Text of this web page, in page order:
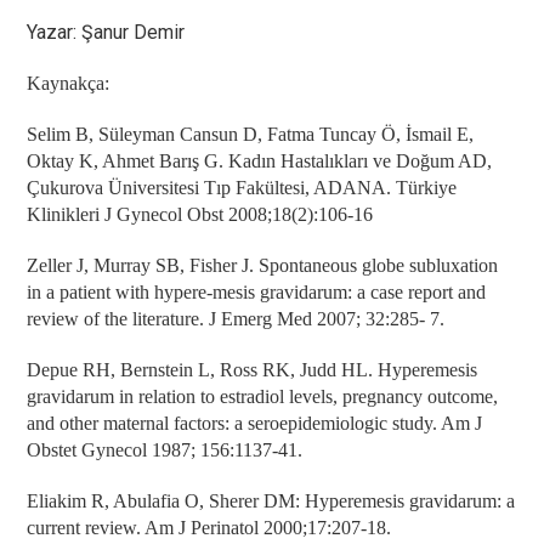
Yazar: Şanur Demir
Kaynakça:
Selim B, Süleyman Cansun D, Fatma Tuncay Ö, İsmail E,
Oktay K, Ahmet Barış G. Kadın Hastalıkları ve Doğum AD,
Çukurova Üniversitesi Tıp Fakültesi, ADANA. Türkiye
Klinikleri J Gynecol Obst 2008;18(2):106-16
Zeller J, Murray SB, Fisher J. Spontaneous globe subluxation
in a patient with hypere-mesis gravidarum: a case report and
review of the literature. J Emerg Med 2007; 32:285- 7.
Depue RH, Bernstein L, Ross RK, Judd HL. Hyperemesis
gravidarum in relation to estradiol levels, pregnancy outcome,
and other maternal factors: a seroepidemiologic study. Am J
Obstet Gynecol 1987; 156:1137-41.
Eliakim R, Abulafia O, Sherer DM: Hyperemesis gravidarum: a
current review. Am J Perinatol 2000;17:207-18.